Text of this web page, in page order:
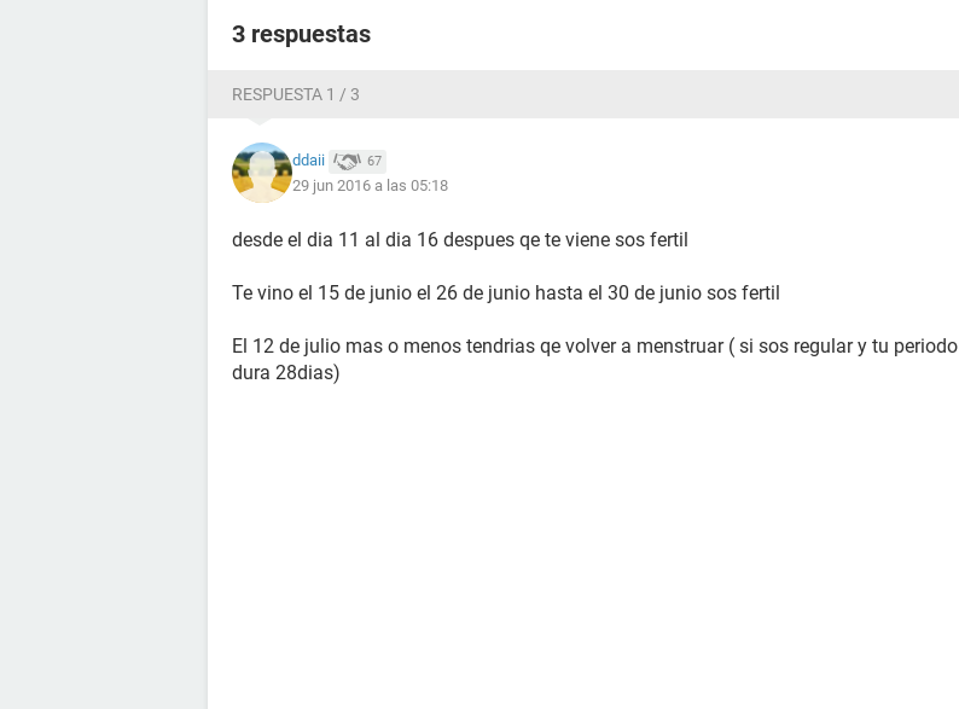
3 respuestas
RESPUESTA 1 / 3
ddaii 67
29 jun 2016 a las 05:18
desde el dia 11 al dia 16 despues qe te viene sos fertil
Te vino el 15 de junio el 26 de junio hasta el 30 de junio sos fertil
El 12 de julio mas o menos tendrias qe volver a menstruar ( si sos regular y tu periodo
dura 28dias)